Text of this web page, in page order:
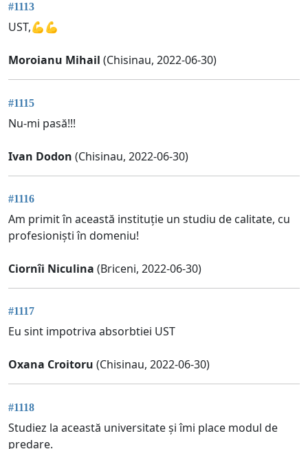
#1113
UST,💪💪
Moroianu Mihail (Chisinau, 2022-06-30)
#1115
Nu-mi pasă!!!
Ivan Dodon (Chisinau, 2022-06-30)
#1116
Am primit în această instituție un studiu de calitate, cu
profesioniști în domeniu!
Ciornîi Niculina (Briceni, 2022-06-30)
#1117
Eu sint impotriva absorbtiei UST
Oxana Croitoru (Chisinau, 2022-06-30)
#1118
Studiez la această universitate și îmi place modul de
predare.